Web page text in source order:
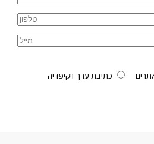
כתיבת ערך ויקיפדיה